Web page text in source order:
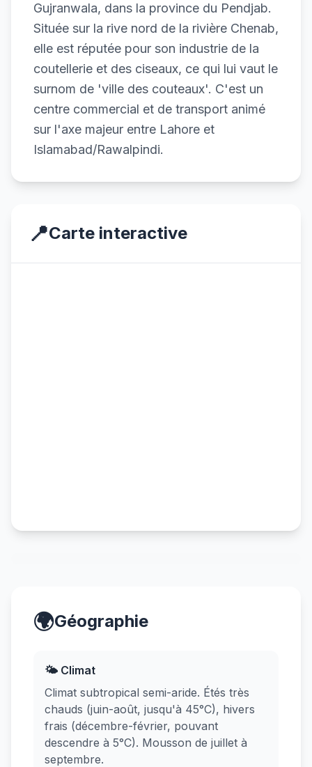
Gujranwala, dans la province du Pendjab.
Située sur la rive nord de la rivière Chenab,
elle est réputée pour son industrie de la
coutellerie et des ciseaux, ce qui lui vaut le
surnom de 'ville des couteaux'. C'est un
centre commercial et de transport animé
sur l'axe majeur entre Lahore et
Islamabad/Rawalpindi.
📍Carte interactive
🌍Géographie
🌤️ Climat
Climat subtropical semi-aride. Étés très
chauds (juin-août, jusqu'à 45°C), hivers
frais (décembre-février, pouvant
descendre à 5°C). Mousson de juillet à
septembre.